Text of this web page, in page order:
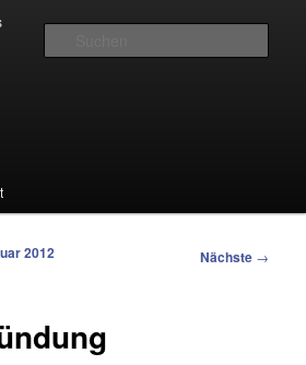
für Alle e.V.
wechseln
Artikelnavigation
Nächste →
2012